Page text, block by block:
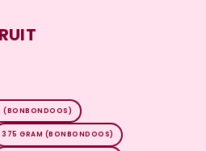
(BONBONDOOS)
375 GRAM (BONBONDOOS)